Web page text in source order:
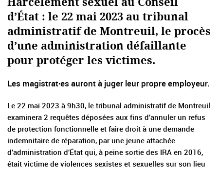
d’État : le 22 mai 2023 au tribunal
administratif de Montreuil, le procès
d’une administration défaillante
pour protéger les victimes.
Les magistrat∙es auront à juger leur propre employeur.
Le 22 mai 2023 à 9h30, le tribunal administratif de Montreuil
examinera 2 requêtes déposées aux fins d’annuler un refus
de protection fonctionnelle et faire droit à une demande
indemnitaire de réparation, par une jeune attachée
d’administration d’État qui, à peine sortie des IRA en 2016,
était victime de violences sexistes et sexuelles sur son lieu